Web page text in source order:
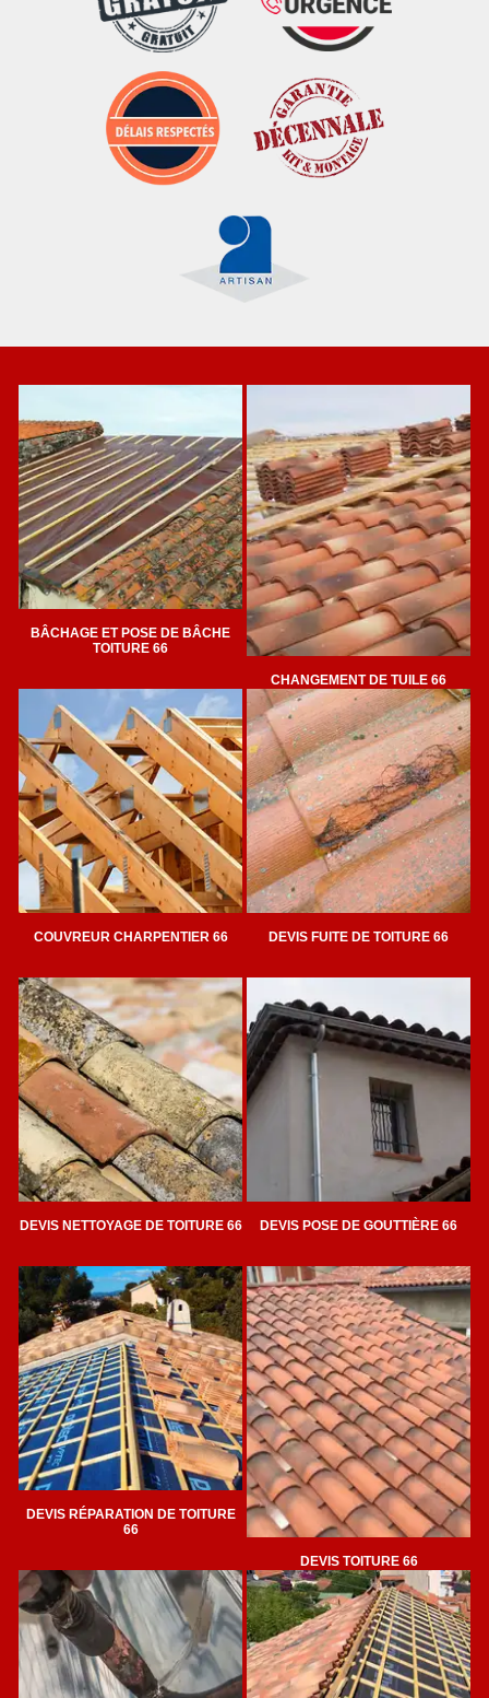
BÂCHAGE ET POSE DE BÂCHE
TOITURE 66
CHANGEMENT DE TUILE 66
COUVREUR CHARPENTIER 66 DEVIS FUITE DE TOITURE 66
DEVIS NETTOYAGE DE TOITURE 66 DEVIS POSE DE GOUTTIÈRE 66
DEVIS RÉPARATION DE TOITURE
66
DEVIS TOITURE 66